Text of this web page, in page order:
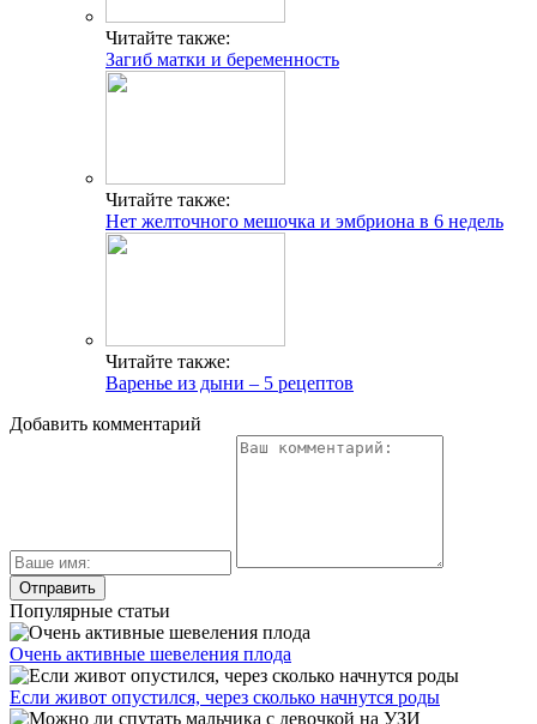
Читайте также:
Загиб матки и беременность
Читайте также:
Нет желточного мешочка и эмбриона в 6 недель
Читайте также:
Варенье из дыни – 5 рецептов
Добавить комментарий
Популярные статьи
Очень активные шевеления плода
Если живот опустился, через сколько начнутся роды